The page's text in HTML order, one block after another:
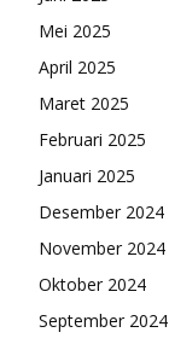
Mei 2025
April 2025
Maret 2025
Februari 2025
Januari 2025
Desember 2024
November 2024
Oktober 2024
September 2024